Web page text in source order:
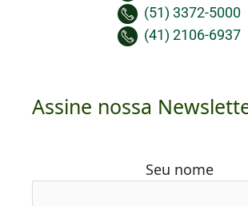
(51) 3372-5000
(41) 2106-6937
Assine nossa
Seu nome